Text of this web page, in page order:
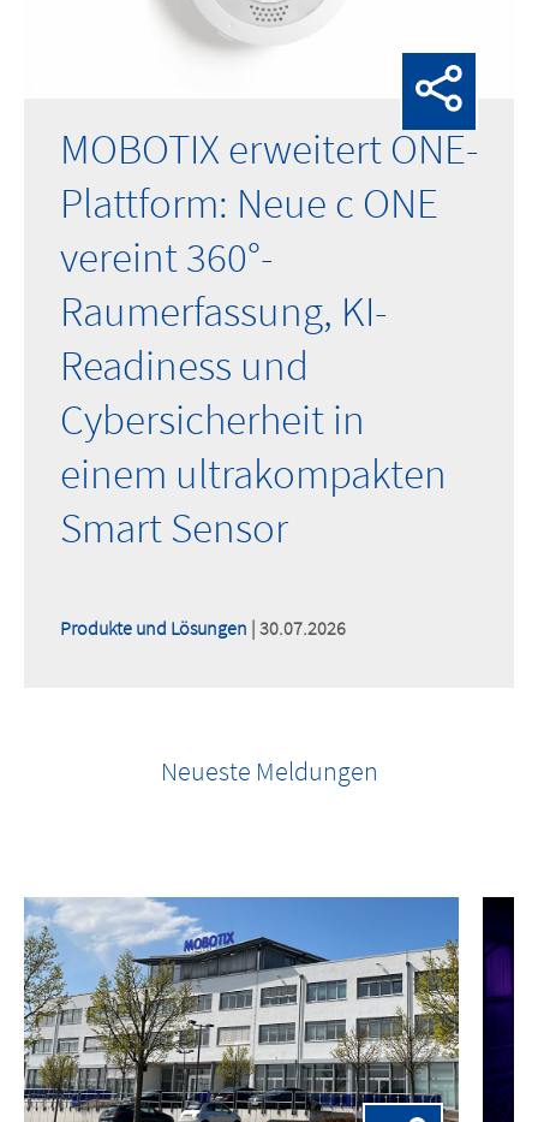
MOBOTIX erweitert ONE-
Plattform: Neue c ONE
vereint 360°-
Raumerfassung, KI-
Readiness und
Cybersicherheit in
einem ultrakompakten
Smart Sensor
Produkte und Lösungen | 30.07.2026
Neueste Meldungen